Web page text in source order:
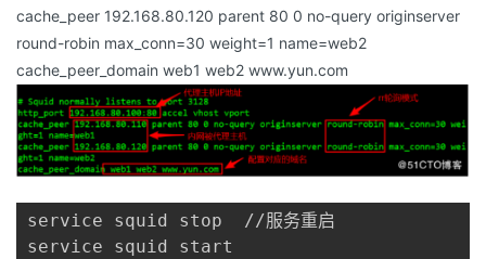
cache_peer 192.168.80.120 parent 80 0 no-query originserver
round-robin max_conn=30 weight=1 name=web2
cache_peer_domain web1 web2 www.yun.com
service squid stop  //服务重启
service squid start